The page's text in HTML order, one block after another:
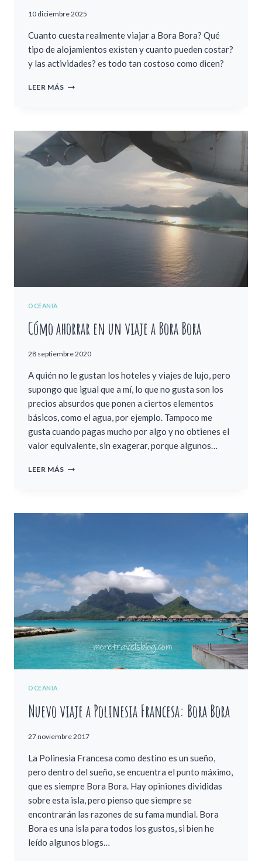
10 diciembre 2025
Cuanto cuesta realmente viajar a Bora Bora? Qué
tipo de alojamientos existen y cuanto pueden costar?
y las actividades? es todo tan costoso como dicen?
LEER MÁS ¿CUÁNTO
A
BORA
BORA
EN
OCEANIA
Cómo ahorrar en un viaje a Bora Bora
28 septiembre 2020
A quién no le gustan los hoteles y viajes de lujo, pero
supongo que igual que a mí, lo que no gusta son los
precios absurdos que ponen a ciertos elementos
básicos, como el agua, por ejemplo. Tampoco me
gusta cuando pagas mucho por algo y no obtienes el
valor equivalente, sin exagerar, porque algunos…
LEER MÁS CÓMO
VIAJE
OCEANIA
Nuevo viaje a Polinesia Francesa: Bora Bora
27 noviembre 2017
La Polinesia Francesa como destino es un sueño,
pero dentro del sueño, se encuentra el punto máximo,
que es siempre Bora Bora. Hay opiniones divididas
sobre esta isla, pero pienso que siempre se
encontrarán las razones de su fama mundial. Bora
Bora es una isla para todos los gustos, si bien he
leído algunos blogs…